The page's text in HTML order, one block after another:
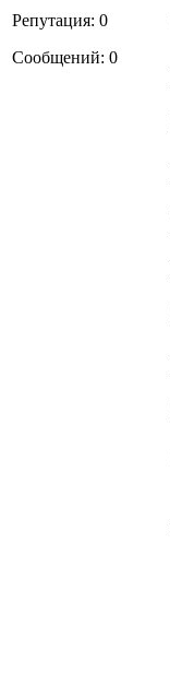
Репутация: 0
Сообщений: 0